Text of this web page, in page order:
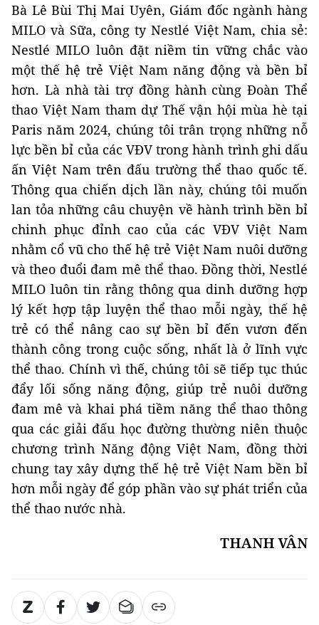
Bà Lê Bùi Thị Mai Uyên, Giám đốc ngành hàng
MILO và Sữa, công ty Nestlé Việt Nam, chia sẻ:
Nestlé MILO luôn đặt niềm tin vững chắc vào
một thế hệ trẻ Việt Nam năng động và bền bỉ
hơn. Là nhà tài trợ đồng hành cùng Đoàn Thể
thao Việt Nam tham dự Thế vận hội mùa hè tại
Paris năm 2024, chúng tôi trân trọng những nỗ
lực bền bỉ của các VĐV trong hành trình ghi dấu
ấn Việt Nam trên đấu trường thể thao quốc tế.
Thông qua chiến dịch lần này, chúng tôi muốn
lan tỏa những câu chuyện về hành trình bền bỉ
chinh phục đỉnh cao của các VĐV Việt Nam
nhằm cổ vũ cho thế hệ trẻ Việt Nam nuôi dưỡng
và theo đuổi đam mê thể thao. Đồng thời, Nestlé
MILO luôn tin rằng thông qua dinh dưỡng hợp
lý kết hợp tập luyện thể thao mỗi ngày, thế hệ
trẻ có thể nâng cao sự bền bỉ đến vươn đến
thành công trong cuộc sống, nhất là ở lĩnh vực
thể thao. Chính vì thế, chúng tôi sẽ tiếp tục thúc
đẩy lối sống năng động, giúp trẻ nuôi dưỡng
đam mê và khai phá tiềm năng thể thao thông
qua các giải đấu học đường thường niên thuộc
chương trình Năng động Việt Nam, đồng thời
chung tay xây dựng thế hệ trẻ Việt Nam bền bỉ
hơn mỗi ngày để góp phần vào sự phát triển của
thể thao nước nhà.
THANH VÂN